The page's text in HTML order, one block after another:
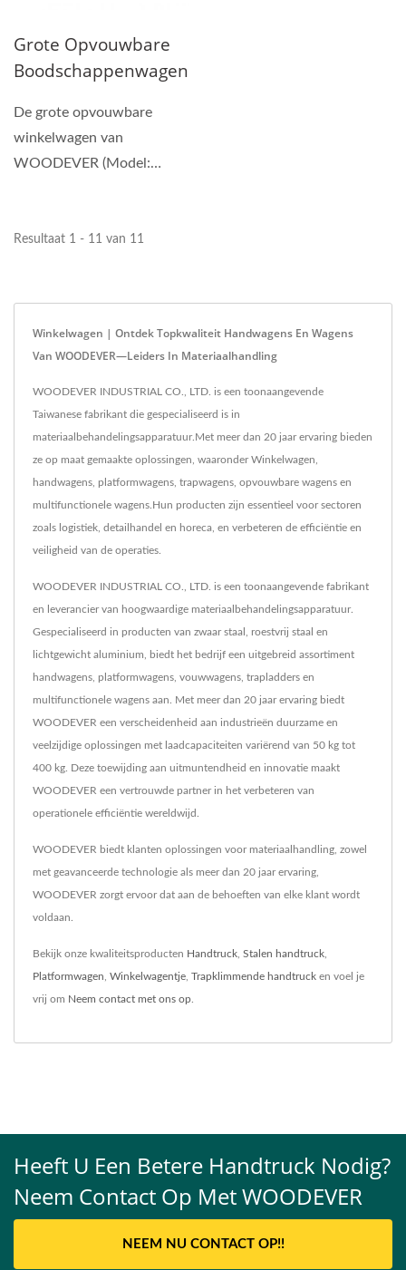
Grote Opvouwbare
Boodschappenwagen
Fabrikant Voor
Massaproductie
De grote opvouwbare
winkelwagen van
WOODEVER (Model:
taken...
Resultaat 1 - 11 van 11
Winkelwagen | Ontdek Topkwaliteit Handwagens En Wagens
Van WOODEVER—Leiders In Materiaalhandling
WOODEVER INDUSTRIAL CO., LTD. is een toonaangevende
Taiwanese fabrikant die gespecialiseerd is in
materiaalbehandelingsapparatuur.Met meer dan 20 jaar ervaring bieden
ze op maat gemaakte oplossingen, waaronder Winkelwagen,
handwagens, platformwagens, trapwagens, opvouwbare wagens en
multifunctionele wagens.Hun producten zijn essentieel voor sectoren
zoals logistiek, detailhandel en horeca, en verbeteren de efficiëntie en
veiligheid van de operaties.
WOODEVER INDUSTRIAL CO., LTD. is een toonaangevende fabrikant
en leverancier van hoogwaardige materiaalbehandelingsapparatuur.
Gespecialiseerd in producten van zwaar staal, roestvrij staal en
lichtgewicht aluminium, biedt het bedrijf een uitgebreid assortiment
handwagens, platformwagens, vouwwagens, trapladders en
multifunctionele wagens aan. Met meer dan 20 jaar ervaring biedt
WOODEVER een verscheidenheid aan industrieën duurzame en
veelzijdige oplossingen met laadcapaciteiten variërend van 50 kg tot
400 kg. Deze toewijding aan uitmuntendheid en innovatie maakt
WOODEVER een vertrouwde partner in het verbeteren van
operationele efficiëntie wereldwijd.
WOODEVER biedt klanten oplossingen voor materiaalhandling, zowel
met geavanceerde technologie als meer dan 20 jaar ervaring,
WOODEVER zorgt ervoor dat aan de behoeften van elke klant wordt
voldaan.
Bekijk onze kwaliteitsproducten Handtruck Stalen handtruck
Platformwagen Winkelwagentje Trapklimmende handtruck en voel je
vrij om Neem contact met ons op
Heeft U Een Betere Handtruck Nodig?
Neem Contact Op Met WOODEVER
NEEM NU CONTACT OP!!